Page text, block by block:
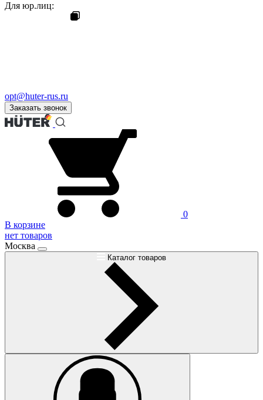
Для юр.лиц:
opt@huter-rus.ru
Заказать звонок
0
В корзине
нет товаров
Москва
Каталог товаров